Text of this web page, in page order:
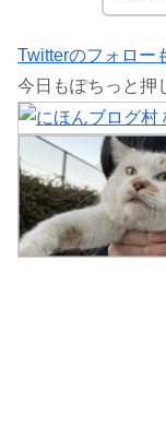
Twitterのフォロー
今日もぽちっと押